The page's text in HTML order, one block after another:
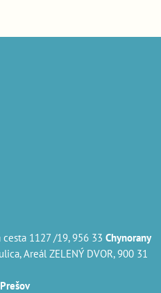
cesta 1127 /19, 956 33 Chynorany
Areál ZELENÝ DVOR, 900 31
Prešov